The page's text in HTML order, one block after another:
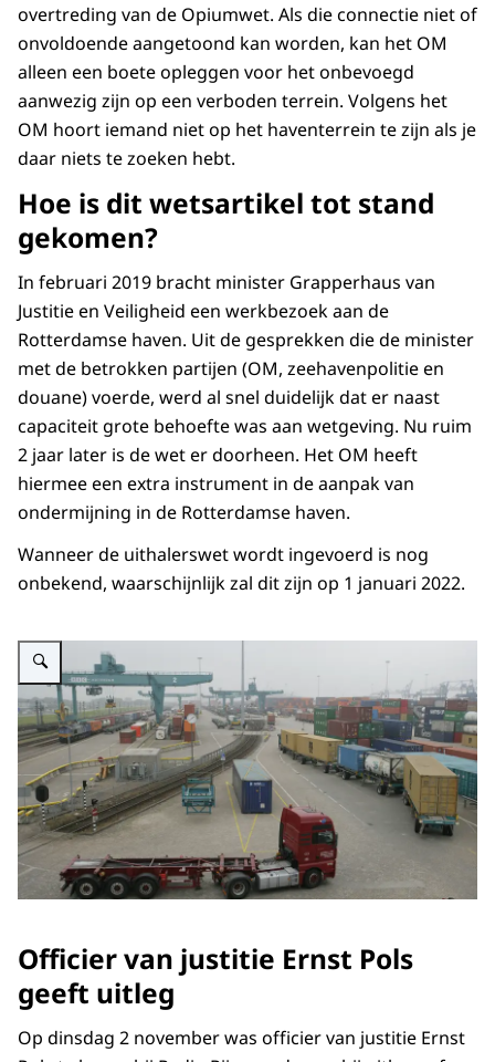
overtreding van de Opiumwet. Als die connectie niet of
onvoldoende aangetoond kan worden, kan het OM
alleen een boete opleggen voor het onbevoegd
aanwezig zijn op een verboden terrein. Volgens het
OM hoort iemand niet op het haventerrein te zijn als je
daar niets te zoeken hebt.
Hoe is dit wetsartikel tot stand
gekomen?
In februari 2019 bracht minister Grapperhaus van
Justitie en Veiligheid een werkbezoek aan de
Rotterdamse haven. Uit de gesprekken die de minister
met de betrokken partijen (OM, zeehavenpolitie en
douane) voerde, werd al snel duidelijk dat er naast
capaciteit grote behoefte was aan wetgeving. Nu ruim
2 jaar later is de wet er doorheen. Het OM heeft
hiermee een extra instrument in de aanpak van
ondermijning in de Rotterdamse haven.
Wanneer de uithalerswet wordt ingevoerd is nog
onbekend, waarschijnlijk zal dit zijn op 1 januari 2022.
Vergroot afbeelding Rotterdamse haven
Officier van justitie Ernst Pols
geeft uitleg
Op dinsdag 2 november was officier van justitie Ernst